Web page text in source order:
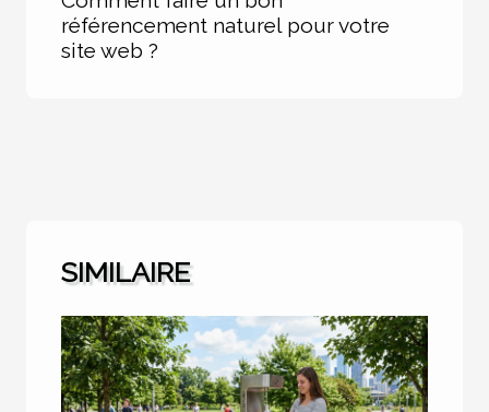
référencement naturel pour votre
site web ?
SIMILAIRE